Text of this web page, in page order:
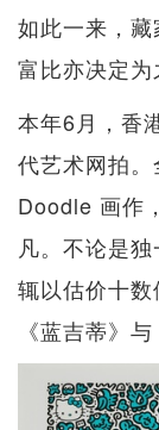
如此一来，
富比亦决定为
本年6月，香
代艺术网拍
Doodle 画作
凡。不论是
辄以估价十
《蓝吉蒂》